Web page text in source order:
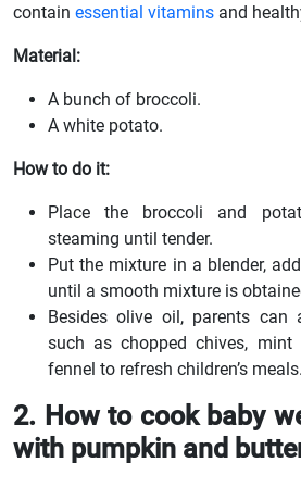
contain essential vitamins and
Material:
A bunch of broccoli.
A white potato.
How to do it:
Place the broccoli and
steaming until tender.
Put the mixture in a blender,
until a smooth mixture is
Besides olive oil, parents can
such as chopped chives, mint
fennel to refresh children’s meals.
2. How to cook baby
with pumpkin and